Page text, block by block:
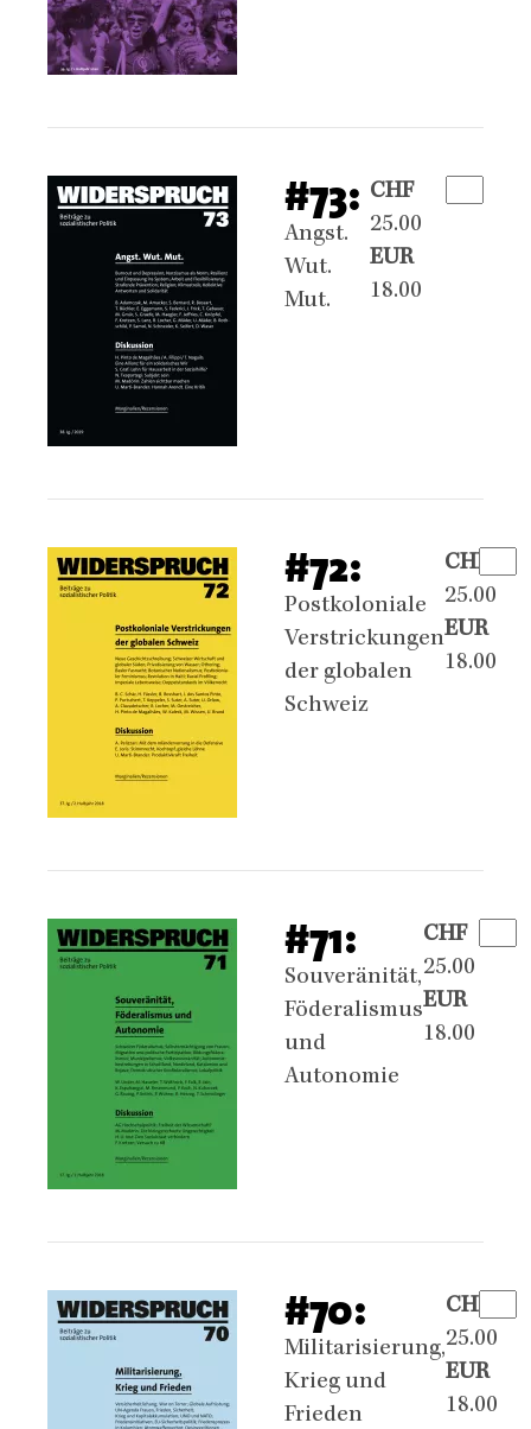
#73:
Angst.
Wut.
Mut.
CHF
25.00
EUR
18.00
#72:
Postkoloniale
Verstrickungen
der globalen
Schweiz
CHF
25.00
EUR
18.00
#71:
Souveränität,
Föderalismus
und
Autonomie
CHF
25.00
EUR
18.00
#70:
Militarisierung,
Krieg und
Frieden
CHF
25.00
EUR
18.00